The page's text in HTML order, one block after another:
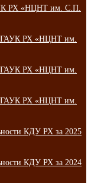
РХ «НЦНТ им. С.П.
ГАУК РХ «НЦНТ им.
ГАУК РХ «НЦНТ им.
ГАУК РХ «НЦНТ им.
КДУ РХ за 2025
КДУ РХ за 2024